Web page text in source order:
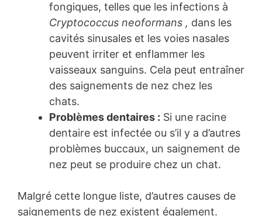
fongiques, telles que les infections à
Cryptococcus neoformans , dans les
cavités sinusales et les voies nasales
peuvent irriter et enflammer les
vaisseaux sanguins. Cela peut entraîner
des saignements de nez chez les
chats.
Problèmes dentaires : Si une racine
dentaire est infectée ou s’il y a d’autres
problèmes buccaux, un saignement de
nez peut se produire chez un chat.
Malgré cette longue liste, d’autres causes de
saignements de nez existent également.